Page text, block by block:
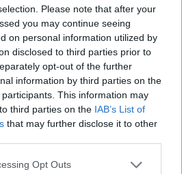
Please note that after your
you may continue seeing
on personal information utilized by
disclosed to third parties prior to
opt-out of the further
information by third parties on the
participants. This information may
third parties on the IAB’s List of
that may further disclose it to other
Opt Outs